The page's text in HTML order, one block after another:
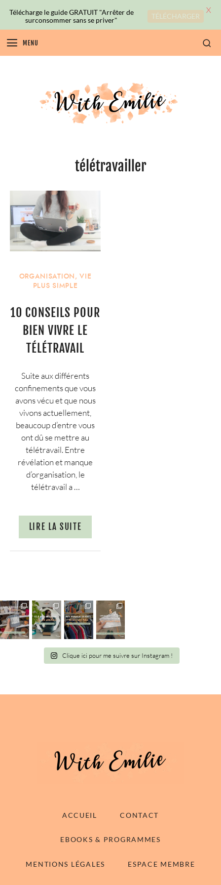
MENU
télétravailler
ORGANISATION,VIE
PLUS SIMPLE
10 CONSEILS POUR
BIEN VIVRE LE
TÉLÉTRAVAIL
Suite aux différents
confinements que vous
avons vécu et que nous
vivons actuellement,
beaucoup d’entre vous
ont dû se mettre au
télétravail. Entre
révélation et manque
d’organisation, le
télétravail a …
LIRE LA SUITE
Clique ici pour me suivre sur Instagram !
ACCUEIL CONTACT
EBOOKS & PROGRAMMES
MENTIONS LÉGALES ESPACE MEMBRE
Télécharge le guide GRATUIT "Arrêter de
surconsommer sans se priver"
TÉLÉCHARGER
X